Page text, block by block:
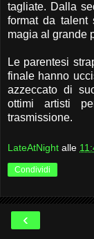
tagliate. Dalla
format da talent
magia al grande
Le parentesi
finale hanno
azzeccato di
ottimi artisti
trasmissione.
LateAtNight alle
Condividi
‹